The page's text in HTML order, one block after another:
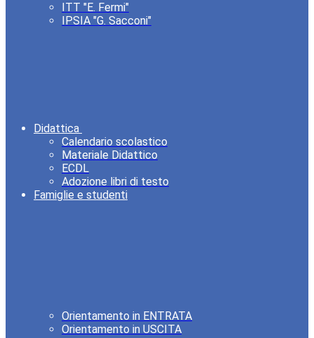
ITT "E. Fermi"
IPSIA "G. Sacconi"
Didattica
Calendario scolastico
Materiale Didattico
ECDL
Adozione libri di testo
Famiglie e studenti
Orientamento in ENTRATA
Orientamento in USCITA